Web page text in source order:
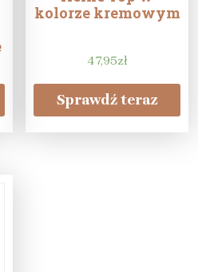
kolorze kremowym
47,95zł
Sprawdź teraz